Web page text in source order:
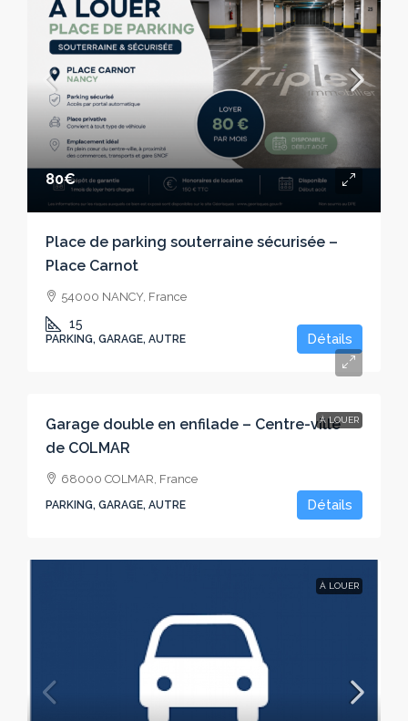
80€
Place de parking souterraine sécurisée –
Place Carnot
54000 NANCY, France
15
PARKING, GARAGE, AUTRE Détails
À LOUER
Garage double en enfilade – Centre-ville
de COLMAR
68000 COLMAR, France
PARKING, GARAGE, AUTRE Détails
À LOUER